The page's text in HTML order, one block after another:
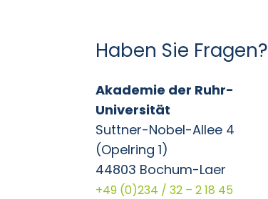
Haben Sie Fragen?
Akademie der Ruhr-
Universität
Suttner-Nobel-Allee 4
(Opelring 1)
44803 Bochum-Laer
+49 (0)234 / 32 – 2 18 45